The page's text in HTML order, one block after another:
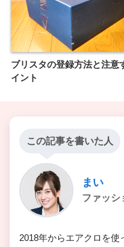
ブリスタの登録方法と注意
イント
この記事を書いた人
まい
ファッシ
2018年からエアクロを